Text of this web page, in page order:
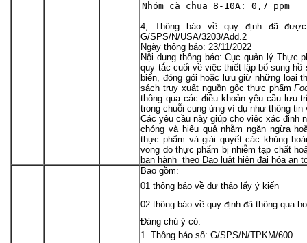
Nhóm cà chua 8-10A: 0,7 ppm
4, Thông báo về quy định đã
G/SPS/N/USA/3203/Add.2
Ngày thông báo: 23/11/2022
Nội dung thông báo: Cục quản lý Thực
quy tắc cuối về việc thiết lập bổ sung
biến, đóng gói hoặc lưu giữ những loại
sách truy xuất nguồn gốc thực phẩm
thông qua các điều khoản yêu cầu lưu
trong chuỗi cung ứng ví dụ như thông
Các yêu cầu này giúp cho việc xác định
chóng và hiệu quả nhằm ngăn ngừa
thực phẩm và giải quyết các khủng
vong do thực phẩm bị nhiễm tạp chất
ban hành theo Đạo luật hiện đại hóa an
Bao gồm:
01 thông báo về dự thảo lấy ý kiến
02 thông báo về quy định đã thông qua
Đáng chú ý có:
Thông báo số: G/SPS/N/TPKM/600